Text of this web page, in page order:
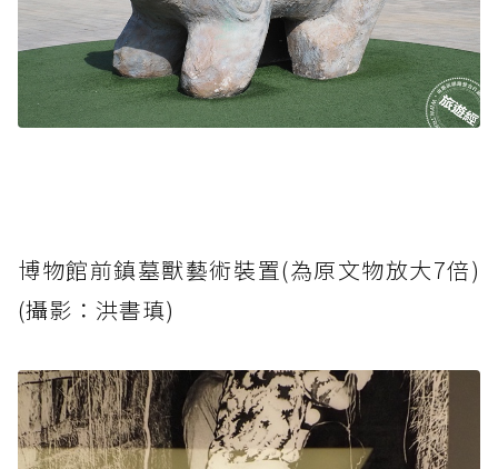
博物館前鎮墓獸藝術裝置(為原文物放大7倍)
(攝影：洪書瑱)